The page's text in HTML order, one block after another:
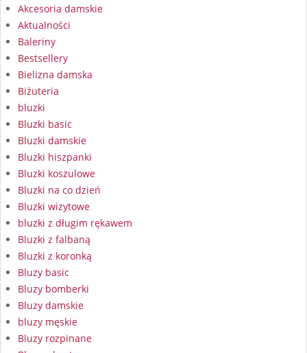
Akcesoria damskie
Aktualności
Baleriny
Bestsellery
Bielizna damska
Biżuteria
bluzki
Bluzki basic
Bluzki damskie
Bluzki hiszpanki
Bluzki koszulowe
Bluzki na co dzień
Bluzki wizytowe
bluzki z długim rękawem
Bluzki z falbaną
Bluzki z koronką
Bluzy basic
Bluzy bomberki
Bluzy damskie
bluzy męskie
Bluzy rozpinane